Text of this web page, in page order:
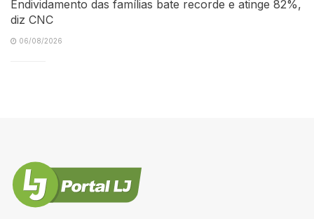
Endividamento das famílias bate recorde e atinge 82%,
diz CNC
06/08/2026